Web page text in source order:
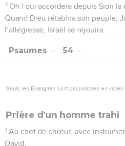
7 Oh ! qui accordera depuis Sion la
Quand Dieu rétablira son peuple,
l’allégresse, Israël se réjouira.
Psaumes 54
Seuls les Évangiles sont disponibles en vidéo
Prière d'un homme trahi
1 Au chef de chœur, avec
David,